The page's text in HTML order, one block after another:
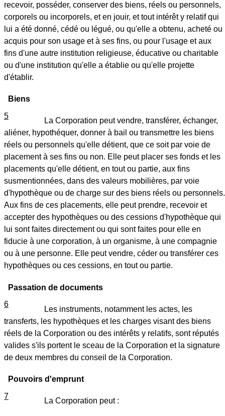
recevoir, posséder, conserver des biens, réels ou personnels,
corporels ou incorporels, et en jouir, et tout intérêt y relatif qui
lui a été donné, cédé ou légué, ou qu'elle a obtenu, acheté ou
acquis pour son usage et à ses fins, ou pour l'usage et aux
fins d'une autre institution religieuse, éducative ou charitable
ou d'une institution qu'elle a établie ou qu'elle projette
d'établir.
Biens
5
La Corporation peut vendre, transférer, échanger,
aliéner, hypothéquer, donner à bail ou transmettre les biens
réels ou personnels qu'elle détient, que ce soit par voie de
placement à ses fins ou non. Elle peut placer ses fonds et les
placements qu'elle détient, en tout ou partie, aux fins
susmentionnées, dans des valeurs mobilières, par voie
d'hypothèque ou de charge sur des biens réels ou personnels.
Aux fins de ces placements, elle peut prendre, recevoir et
accepter des hypothèques ou des cessions d'hypothèque qui
lui sont faites directement ou qui sont faites pour elle en
fiducie à une corporation, à un organisme, à une compagnie
ou à une personne. Elle peut vendre, céder ou transférer ces
hypothèques ou ces cessions, en tout ou partie.
Passation de documents
6
Les instruments, notamment les actes, les
transferts, les hypothèques et les charges visant des biens
réels de la Corporation ou des intérêts y relatifs, sont réputés
valides s'ils portent le sceau de la Corporation et la signature
de deux membres du conseil de la Corporation.
Pouvoirs d'emprunt
7
La Corporation peut :